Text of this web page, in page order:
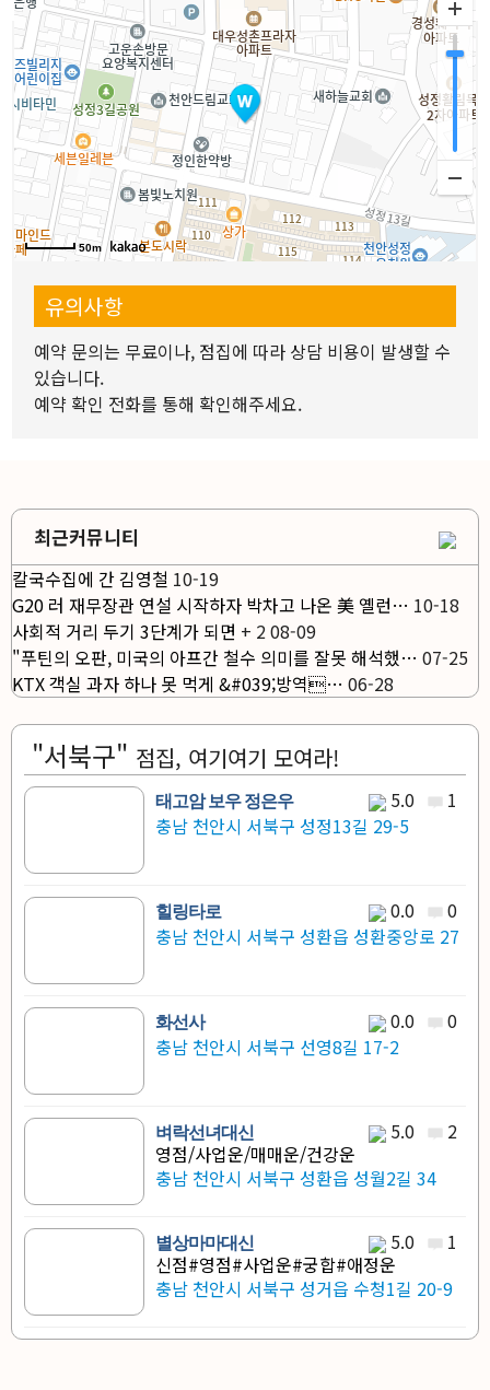
50m
이용방법안내
1. 위치나 원하는 분야를 선택하고 원하는 선생님을 지정
하세요.
2. 선생님 상세정보와 리뷰 위치 등을 확인해주세요.
3. 예약상담문의를 통해 예약해주세요.
4. 선생님과 날짜와 시간을 협의 후 상담을 진행하면 됩니
다.
유의사항
예약 문의는 무료이나, 점집에 따라 상담 비용이 발생할 수
있습니다.
예약 확인 전화를 통해 확인해주세요.
최근커뮤니티
칼국수집에 간 김영철 10-19
G20 러 재무장관 연설 시작하자 박차고 나온 美 옐런… 10-18
사회적 거리 두기 3단계가 되면 + 208-09
"푸틴의 오판, 미국의 아프간 철수 의미를 잘못 해석했… 07-25
KTX 객실 과자 하나 못 먹게 &#039;방역… 06-28
"서북구" 점집, 여기여기 모여라!
태고암 보우 정은우 5.0
1
충남 천안시 서북구 성정13길 29-5
힐링타로 0.0
0
충남 천안시 서북구 성환읍 성환중앙로 27
화선사 0.0
0
충남 천안시 서북구 선영8길 17-2
벼락선녀대신 5.0
2
영점/사업운/매매운/건강운
충남 천안시 서북구 성환읍 성월2길 34
별상마마대신 5.0
1
신점#영점#사업운#궁합#애정운
충남 천안시 서북구 성거읍 수청1길 20-9